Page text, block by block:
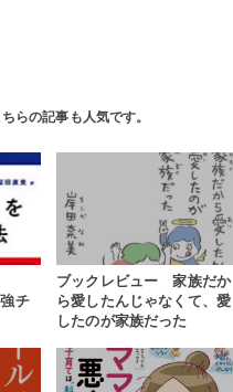
らの記事も人気です。
チ
ブックレビュー 家族だか
ら愛したんじゃなくて、愛
したのが家族だった